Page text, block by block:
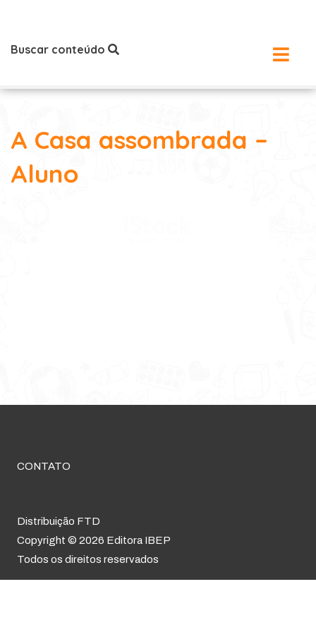
Buscar conteúdo
A Casa assombrada –
Aluno
CONTATO
Distribuição FTD
Copyright © 2026 Editora IBEP
Todos os direitos reservados